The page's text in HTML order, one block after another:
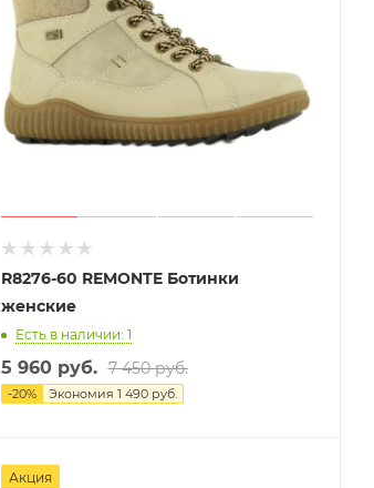
R8276-60 REMONTE Ботинки
женские
Есть в наличии: 1
5 960 руб. 7 450 руб.
-20% Экономия 1 490 руб.
Акция